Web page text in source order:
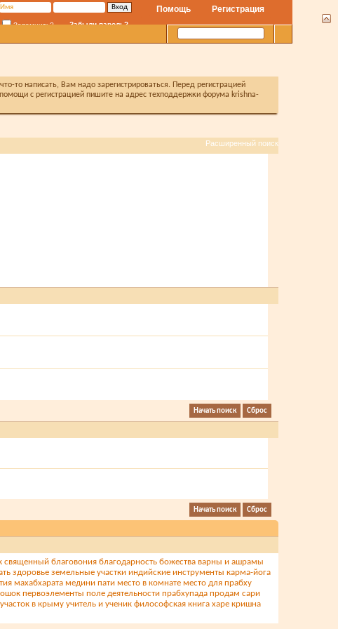
Регистрация
Помощь
Запомнить? Забыли пароль?
Расширенный поиск
то написать, Вам надо зарегистрироваться. Перед регистрацией
с регистрацией пишите на адрес техподдержки форума krishna-
священный благовония благодарность божества варны и ашрамы
здоровье земельные участки индийские инструменты карма-йога
махабхарата медини пати место в комнате место для прабху
первоэлементы поле деятельности прабхупада продам сари
участок в крыму учитель и ученик философская книга харе кришна